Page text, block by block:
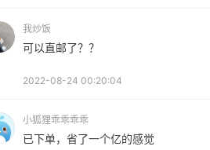
我炒饭
可以直邮了？？
2022-08-24 00:20:04
小狐狸乖乖乖乖
已下单，省了一个亿的感觉
开奖｜社区7月常规主题活动名单公布
08月06日